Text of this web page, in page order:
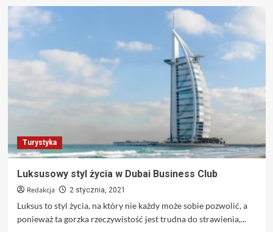
o
wznowi
usługi
Turystyka
Luksusowy styl życia w Dubai Business Club
Redakcja 2 stycznia, 2021
Luksus to styl życia, na który nie każdy może sobie pozwolić, a
ponieważ ta gorzka rzeczywistość jest trudna do strawienia,...